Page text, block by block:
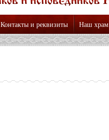
Контакты и реквизиты Наш храм